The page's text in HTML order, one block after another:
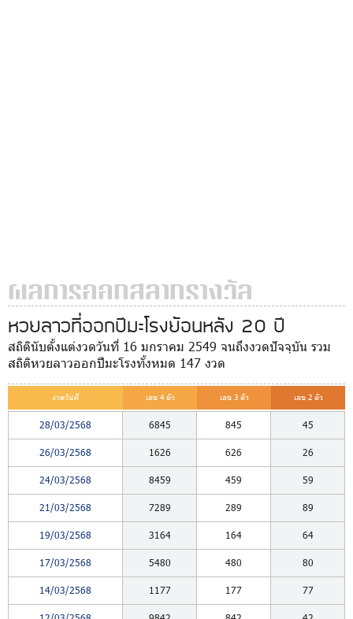
ผลการออกสลากรางวัล
หวยลาวที่ออกปีมะโรงย้อนหลัง 20 ปี
สถิตินับตั้งแต่งวดวันที่ 16 มกราคม 2549 จนถึงงวดปัจจุบัน รวม
สถิติหวยลาวออกปีมะโรงทั้งหมด 147 งวด
งวดวันที่ เลข 4 ตัว เลข 3 ตัว เลข 2 ตัว
28/03/2568 6845 845 45
26/03/2568 1626 626 26
24/03/2568 8459 459 59
21/03/2568 7289 289 89
19/03/2568 3164 164 64
17/03/2568 5480 480 80
14/03/2568 1177 177 77